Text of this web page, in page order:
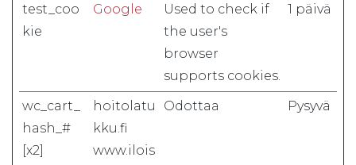
test_coo
kie
Google
Used to check if
the user's
browser
supports cookies.
1 päivä
wc_cart_
hash_#
[x2]
hoitolatu
kku.fi
www.ilois
Odottaa Pysyvä